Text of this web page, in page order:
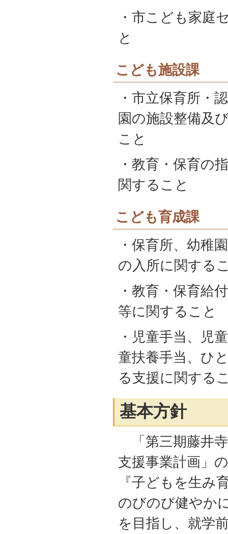
・市こども家庭
と
こども施設課
・市立保育所・
園の施設整備及
こと
・教育・保育の
関すること
こども育成課
・保育所、幼稚
の入所に関する
・教育・保育給
等に関すること
・児童手当、児
童扶養手当、ひ
る支援に関する
基本方針
「第三期藤井
支援事業計画」
『子どもを生み
のびのび健やか
を目指し、就学